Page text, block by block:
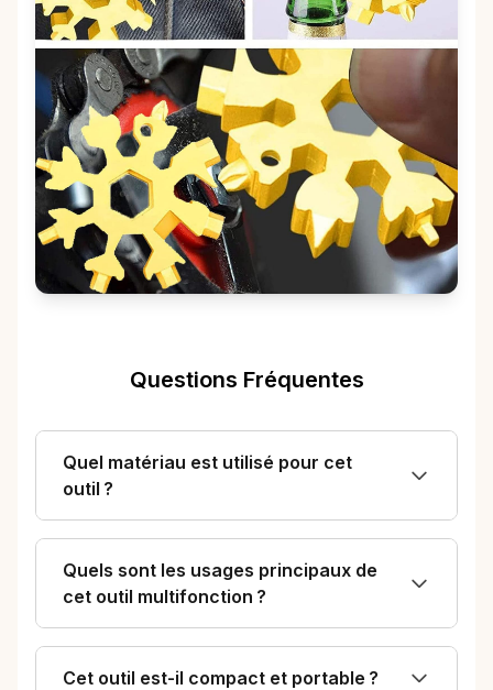
Questions Fréquentes
Quel matériau est utilisé pour cet
outil ?
Quels sont les usages principaux de
cet outil multifonction ?
Cet outil est-il compact et portable ?